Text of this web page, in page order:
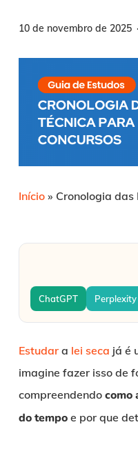
10 de novembro de 2025
Início» Cronologia das
ChatGPT Perplexity
Estudara lei seca já é
imagine fazer isso de
compreendendo como
do tempoe por que